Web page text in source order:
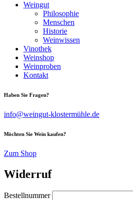
Weingut
Philosophie
Menschen
Historie
Weinwissen
Vinothek
Weinshop
Weinproben
Kontakt
Haben Sie Fragen?
info@weingut-klostermühle.de
Möchten Sie Wein kaufen?
Zum Shop
Widerruf
Bestellnummer